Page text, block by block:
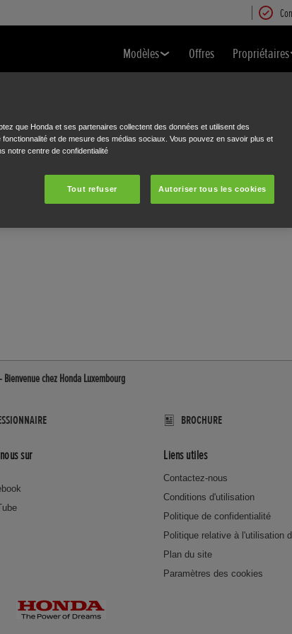
Modèles Offres Propriétaires
chez Honda Luxembourg
BROCHURE
sur Liens utiles
Contactez-nous
Conditions d'utilisation
Politique de confidentialité
Politique relative à l'utilisation
Plan du site
Paramètres des cookies
que Honda et ses partenaires collectent des données et utilisent des
et de mesure des médias sociaux. Vous pouvez en savoir plus et
notre centre de confidentialité
Tout refuser Autoriser tous les cookies